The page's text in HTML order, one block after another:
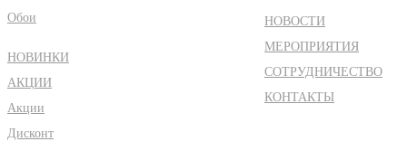
Обои
НОВИНКИ
АКЦИИ
Акции
Дисконт
НОВОСТИ
МЕРОПРИЯТИЯ
СОТРУДНИЧЕСТВО
КОНТАКТЫ